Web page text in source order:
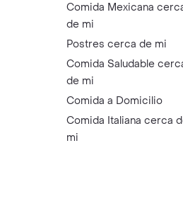
Comida Mexicana
de mi
Postres cerca de mi
Comida Saludable
de mi
Comida a Domicilio
Comida Italiana cerca
mi